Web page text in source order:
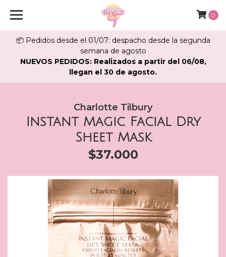
📦 Pedidos desde el 01/07: despacho desde la segunda
semana de agosto
NUEVOS PEDIDOS: Realizados a partir del 06/08,
llegan el 30 de agosto.
0
Charlotte Tilbury
Instant Magic Facial Dry
Sheet Mask
$37.000